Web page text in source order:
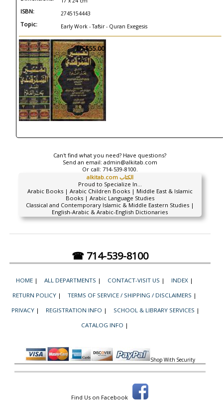
ISBN: 2745154443
Topic: Early Work - Tafsir - Quran Exegesis
US$55.00
Can't find what you need? Have questions?
Send an email: admin@alkitab.com
Or call: 714-539-8100.
alkitab.com الكتاب
Proud to Specialize In...
Arabic Books | Arabic Children Books | Middle East & Islamic
Books | Arabic Language Studies
Classical and Contemporary Islamic & Middle Eastern Studies |
English-Arabic & Arabic-English Dictionaries
☎ 714-539-8100
HOME | ALL DEPARTMENTS | CONTACT-VISIT US | INDEX |
RETURN POLICY | TERMS OF SERVICE / SHIPPING / DISCLAIMERS |
PRIVACY | REGISTRATION INFO | SCHOOL & LIBRARY SERVICES |
CATALOG INFO |
Shop With Security
Find Us on Facebook